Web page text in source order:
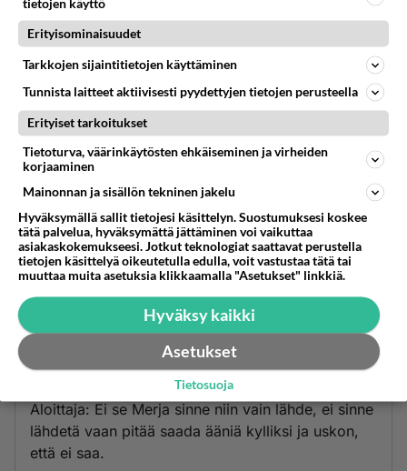
Hyvä Merja, toivottavasti pääset Brysseliin !
Kommentoi
2024-03-02 09:14:26
Anonyymikirjoitti:
MERJA PÄÄSEE PRESIDENTIKSI.
JÄRKIKI ON TALLELLA KAIKKI, TOISIN, KUIN
PEKKA HAAVISTOLLA.
Äänestä Kommentoi
2024-03-01 18:21:26
Aloittaja: Ei se Merja sinne niin vain lähde, ei sinne
lähdetä vaan pitää saada ääniä kylliksi ja uskon,
että ei saa.
tietojen käyttö
Erityisominaisuudet
Tarkkojen sijaintitietojen käyttäminen
Tunnista laitteet aktiivisesti pyydettyjen tietojen perusteella
Erityiset tarkoitukset
Tietoturva, väärinkäytösten ehkäiseminen ja virheiden
korjaaminen
Mainonnan ja sisällön tekninen jakelu
Hyväksymällä sallit tietojesi käsittelyn. Suostumuksesi koskee
tätä palvelua, hyväksymättä jättäminen voi vaikuttaa
asiakaskokemukseesi. Jotkut teknologiat saattavat perustella
tietojen käsittelyä oikeutetulla edulla, voit vastustaa tätä tai
muuttaa muita asetuksia klikkaamalla "Asetukset" linkkiä.
Hyväksy kaikki
Asetukset
Tietosuoja